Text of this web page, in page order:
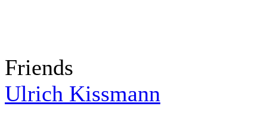
Friends
Ulrich Kissmann